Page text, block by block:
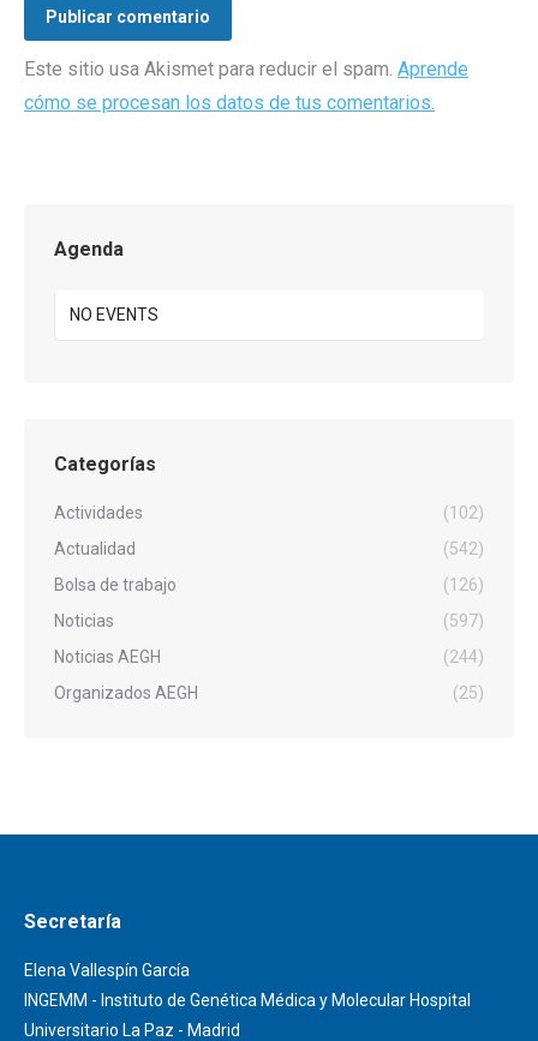
Publicar comentario
Este sitio usa Akismet para reducir el spam. Aprende
cómo se procesan los datos de tus comentarios.
Agenda
NO EVENTS
Categorías
Actividades
(102)
Actualidad
(542)
Bolsa de trabajo
(126)
Noticias
(597)
Noticias AEGH
(244)
Organizados AEGH
(25)
Secretaría
Elena Vallespín García
INGEMM - Instituto de Genética Médica y Molecular Hospital
Universitario La Paz - Madrid